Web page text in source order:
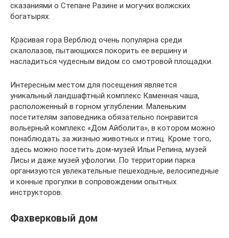
сказаниями о Степане Разине и могучих волжских
богатырях.
Красивая гора Верблюд очень популярна среди
скалолазов, пытающихся покорить ее вершину и
насладиться чудесным видом со смотровой площадки.
Интересным местом для посещения является
уникальный ландшафтный комплекс Каменная чаша,
расположенный в горном углублении. Маленьким
посетителям заповедника обязательно понравится
вольерный комплекс «Дом Айболита», в котором можно
понаблюдать за жизнью животных и птиц. Кроме того,
здесь можно посетить дом-музей Ильи Репина, музей
Лисы и даже музей уфологии. По территории парка
организуются увлекательные пешеходные, велосипедные
и конные прогулки в сопровождении опытных
инструкторов.
Фахверковый дом